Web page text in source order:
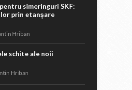
simeringuri SKF:
prin etanșare
Hriban
schite ale noii
Hriban